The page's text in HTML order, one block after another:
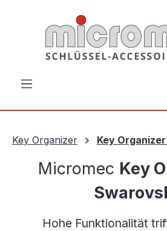
Zum Hauptinhalt springen
Key Organizer Key
Micromec Key
Hohe Funktionalität